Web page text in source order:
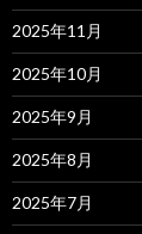
2025年11月
2025年10月
2025年9月
2025年8月
2025年7月